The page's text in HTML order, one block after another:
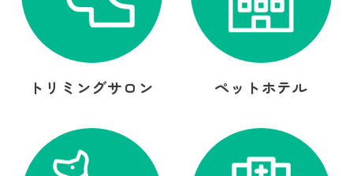
トリミングサロン ペットホテル